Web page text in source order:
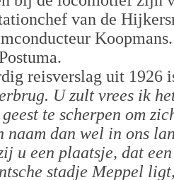
van de
reisverslag uit 1926
U zult vrees ik
te scherpen om
naam dan wel in ons
u een plaatsje, dat
stadje Meppel